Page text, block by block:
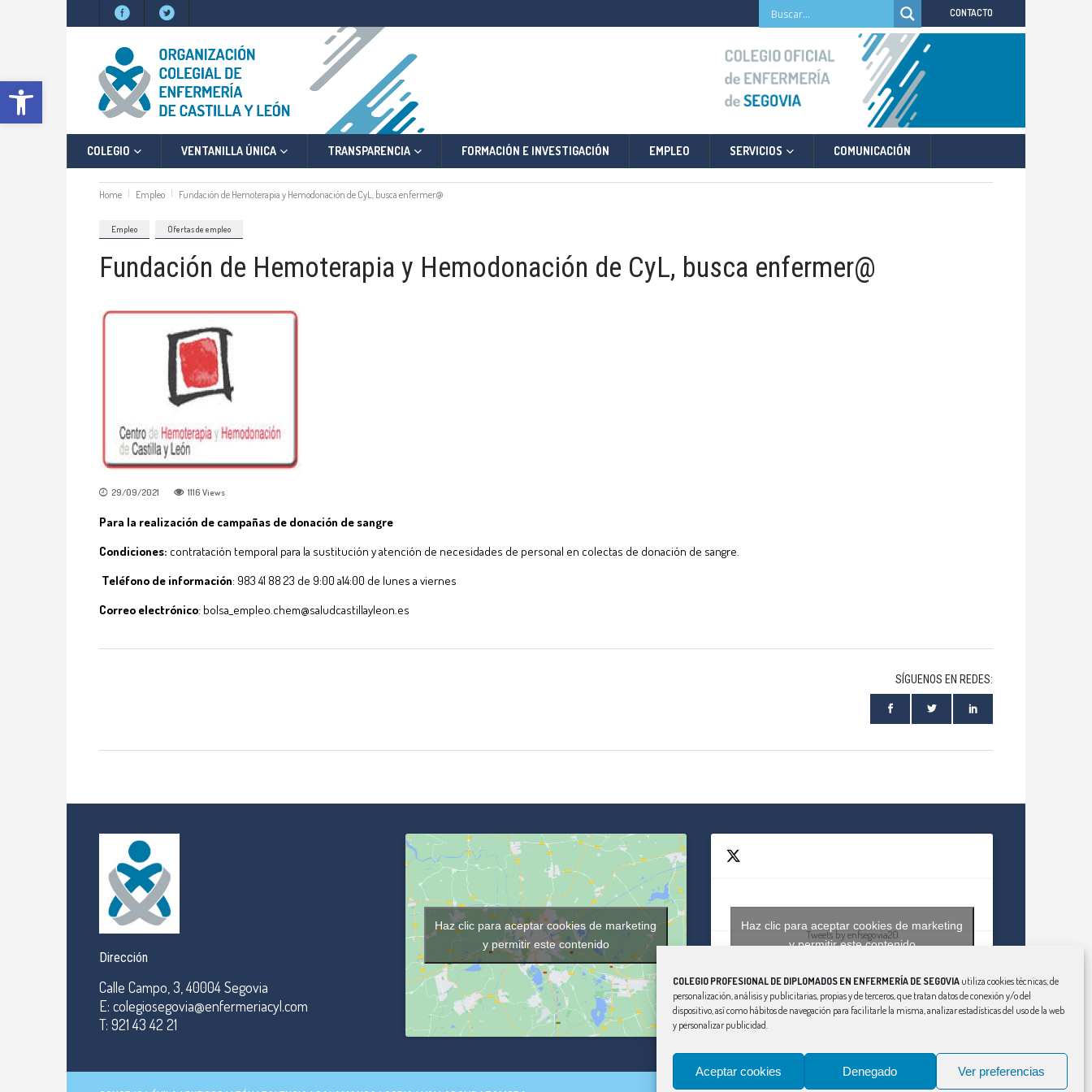
Abrir barra de herramientas
COLEGIO PROFESIONAL DE DIPLOMADOS EN ENFERMERÍA DE SEGOVIA utiliza cookies técnicas, de
personalización, análisis y publicitarias, propias y de terceros, que tratan datos de conexión y/o del
dispositivo, así como hábitos de navegación para facilitarle la misma, analizar estadísticas del uso de la web
y personalizar publicidad.
Aceptar cookies Denegado Ver preferencias
CONTACTO
COLEGIO VENTANILLA ÚNICA TRANSPARENCIA FORMACIÓN E INVESTIGACIÓN EMPLEO SERVICIOS COMUNICACIÓN
Home Empleo Fundación de Hemoterapia y Hemodonación de CyL, busca enfermer@
Empleo Ofertas de empleo
Fundación de Hemoterapia y Hemodonación de CyL, busca enfermer@
29/09/2021 1116 Views
Para la realización de campañas de donación de sangre
Condiciones: contratación temporal para la sustitución y atención de necesidades de personal en colectas de donación de sangre.
Teléfono de información: 983 41 88 23 de 9:00 a14:00 de lunes a viernes
Correo electrónico: bolsa_empleo.chem@saludcastillayleon.es
SÍGUENOS EN REDES:
Dirección
Calle Campo, 3, 40004 Segovia
E: colegiosegovia@enfermeriacyl.com
T: 921 43 42 21
Haz clic para aceptar cookies de marketing
y permitir este contenido
Tweets by enfsegovia20
Haz clic para aceptar cookies de marketing
y permitir este contenido